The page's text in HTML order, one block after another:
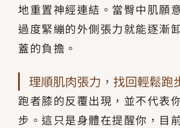
地重置神經連結。當臀中肌願
過度緊繃的外側張力就能逐漸
蓋的負擔。
理順肌肉張力，找回輕鬆跑
跑者膝的反覆出現，並不代表
步。這只是身體在提醒你，目